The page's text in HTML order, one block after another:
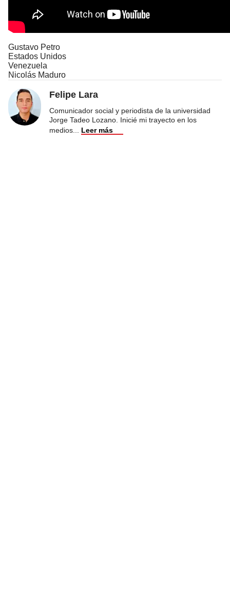
Gustavo Petro
Estados Unidos
Venezuela
Nicolás Maduro
Felipe Lara
Comunicador social y periodista de la universidad
Jorge Tadeo Lozano. Inicié mi trayecto en los
medios
Leer más